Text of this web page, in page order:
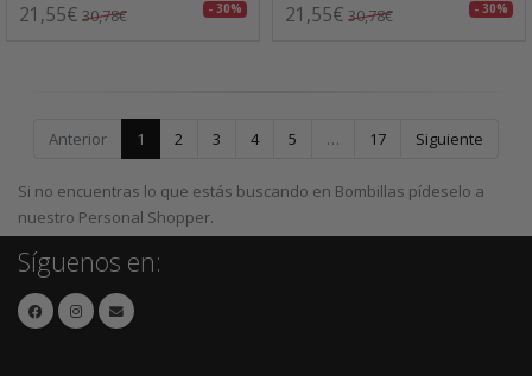
21,55€ 30,78€ - 30% 21,55€ 30,78€ - 30%
Anterior 1 2 3 4 5 … 17 Siguiente
Si no encuentras lo que estás buscando en Bombillas pídeselo a
nuestro Personal Shopper.
Síguenos en: